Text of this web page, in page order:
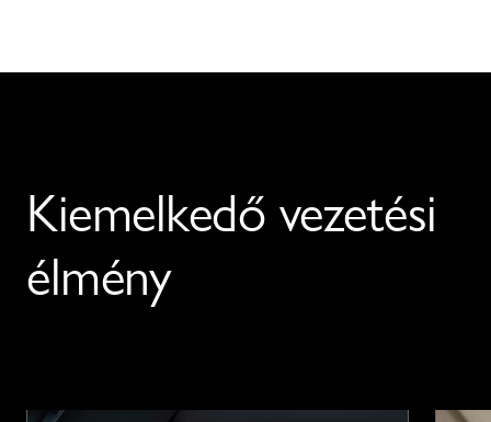
Kiemelkedő vezetési
élmény